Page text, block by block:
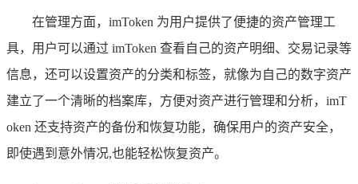
在管理方面，imToken 为用户提供了便捷的资产管理工
具，用户可以通过 imToken 查看自己的资产明细、交易记录等
信息，还可以设置资产的分类和标签，就像为自己的数字资产
建立了一个清晰的档案库，方便对资产进行管理和分析，imT
oken 还支持资产的备份和恢复功能，确保用户的资产安全，
即使遇到意外情况,也能轻松恢复资产。